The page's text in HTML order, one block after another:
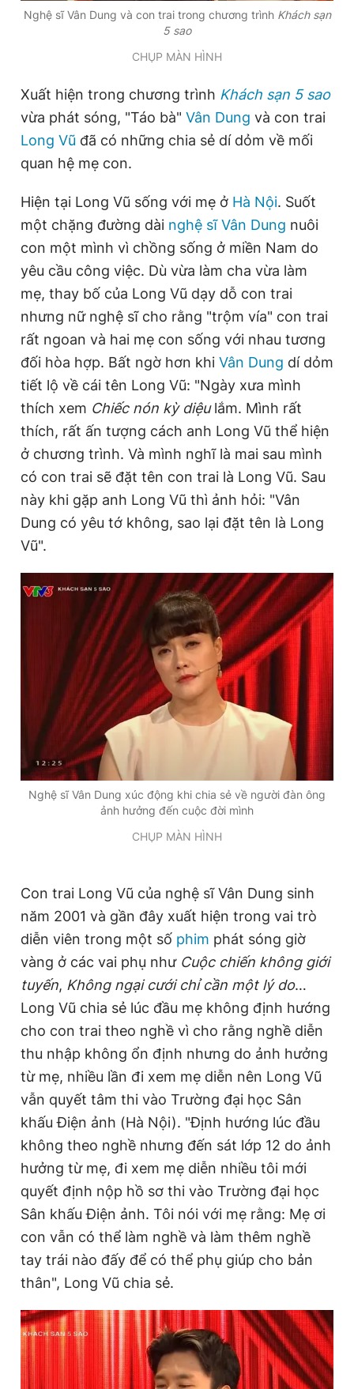
Đọc Thanh Niên trên điện thoại
Theo dõi báo trên
Hotline
Đặt báo Quảng cáo RSS Tòa soạn Chính sách bảo
Tổng biên tập: Nguyễn Ngọc Toàn
Phó tổng biên tập thường trực: Hải Thành
Phó tổng biên tập: Lâm Hiếu Dũng
Phó tổng biên tập: Trần Việt Hưng
Tổng thư ký tòa soạn: Đức Trung
Giấy phép xuất bản số 110/GP - BTTTT cấp ngày 24.3.2020
© 2003-2026 Bản quyền thuộc về Báo Thanh Niên. Cấm sao
chép dưới mọi hình thức nếu không có sự chấp thuận bằng văn
bản. Phát triển bởi ePi Technologies, JSC.
Nghệ sĩ Vân Dung và con trai trong chương trình Khách sạn
5 sao
CHỤP MÀN HÌNH
Xuất hiện trong chương trình Khách sạn 5 sao
vừa phát sóng, "Táo bà" Vân Dung và con trai
Long Vũ đã có những chia sẻ dí dỏm về mối
quan hệ mẹ con.
Hiện tại Long Vũ sống với mẹ ở Hà Nội. Suốt
một chặng đường dài nghệ sĩ Vân Dung nuôi
con một mình vì chồng sống ở miền Nam do
yêu cầu công việc. Dù vừa làm cha vừa làm
mẹ, thay bố của Long Vũ dạy dỗ con trai
nhưng nữ nghệ sĩ cho rằng "trộm vía" con trai
rất ngoan và hai mẹ con sống với nhau tương
đối hòa hợp. Bất ngờ hơn khi Vân Dung dí dỏm
tiết lộ về cái tên Long Vũ: "Ngày xưa mình
thích xem Chiếc nón kỳ diệulắm. Mình rất
thích, rất ấn tượng cách anh Long Vũ thể hiện
ở chương trình. Và mình nghĩ là mai sau mình
có con trai sẽ đặt tên con trai là Long Vũ. Sau
này khi gặp anh Long Vũ thì ảnh hỏi: "Vân
Dung có yêu tớ không, sao lại đặt tên là Long
Vũ".
Nghệ sĩ Vân Dung xúc động khi chia sẻ về người đàn ông
ảnh hưởng đến cuộc đời mình
CHỤP MÀN HÌNH
Con trai Long Vũ của nghệ sĩ Vân Dung sinh
năm 2001 và gần đây xuất hiện trong vai trò
diễn viên trong một số phim phát sóng giờ
vàng ở các vai phụ như Cuộc chiến không giới
tuyến, Không ngại cưới chỉ cần một lý do…
Long Vũ chia sẻ lúc đầu mẹ không định hướng
cho con trai theo nghề vì cho rằng nghề diễn
thu nhập không ổn định nhưng do ảnh hưởng
từ mẹ, nhiều lần đi xem mẹ diễn nên Long Vũ
vẫn quyết tâm thi vào Trường đại học Sân
khấu Điện ảnh (Hà Nội). "Định hướng lúc đầu
không theo nghề nhưng đến sát lớp 12 do ảnh
hưởng từ mẹ, đi xem mẹ diễn nhiều tôi mới
quyết định nộp hồ sơ thi vào Trường đại học
Sân khấu Điện ảnh. Tôi nói với mẹ rằng: Mẹ ơi
con vẫn có thể làm nghề và làm thêm nghề
tay trái nào đấy để có thể phụ giúp cho bản
thân", Long Vũ chia sẻ.